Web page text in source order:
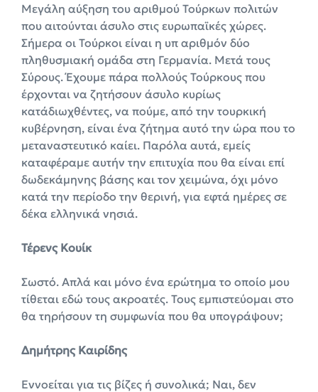
Μεγάλη αύξηση του αριθμού Τούρκων πολιτών
που αιτούνται άσυλο στις ευρωπαϊκές χώρες.
Σήμερα οι Τούρκοι είναι η υπ αριθμόν δύο
πληθυσμιακή ομάδα στη Γερμανία. Μετά τους
Σύρους. Έχουμε πάρα πολλούς Τούρκους που
έρχονται να ζητήσουν άσυλο κυρίως
κατάδιωχθέντες, να πούμε, από την τουρκική
κυβέρνηση, είναι ένα ζήτημα αυτό την ώρα που το
μεταναστευτικό καίει. Παρόλα αυτά, εμείς
καταφέραμε αυτήν την επιτυχία που θα είναι επί
δωδεκάμηνης βάσης και τον χειμώνα, όχι μόνο
κατά την περίοδο την θερινή, για εφτά ημέρες σε
δέκα ελληνικά νησιά.
Τέρενς Κουίκ
Σωστό. Απλά και μόνο ένα ερώτημα το οποίο μου
τίθεται εδώ τους ακροατές. Τους εμπιστεύομαι στο
θα τηρήσουν τη συμφωνία που θα υπογράψουν;
Δημήτρης Καιρίδης
Εννοείται για τις βίζες ή συνολικά; Ναι, δεν